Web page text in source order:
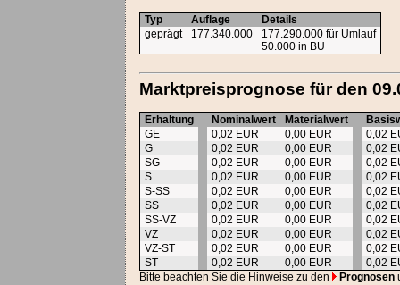
Typ Auflage
Details
geprägt
177.340.000
177.290.000 für Umlauf
50.000 in BU
Marktpreisprognose für den
Erhaltung Nominalwert Materialwert
GE
0,02 EUR 0,00 EUR
0,02
G
0,02 EUR 0,00 EUR
0,02
SG
0,02 EUR 0,00 EUR
0,02
S
0,02 EUR 0,00 EUR
0,02
S-SS
0,02 EUR 0,00 EUR
0,02
SS
0,02 EUR 0,00 EUR
0,02
SS-VZ
0,02 EUR 0,00 EUR
0,02
VZ
0,02 EUR 0,00 EUR
0,02
VZ-ST
0,02 EUR 0,00 EUR
0,02
ST
0,02 EUR 0,00 EUR
0,02
Bitte beachten Sie die Hinweise zu den
Prognosen